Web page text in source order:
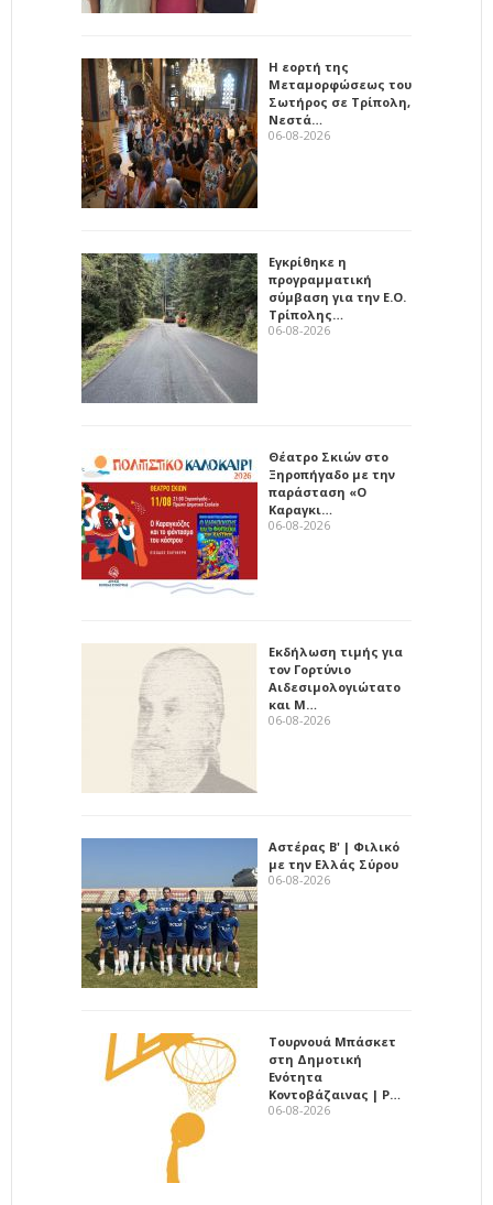
Η εορτή της
Μεταμορφώσεως του
Σωτήρος σε Τρίπολη,
Νεστά…
06-08-2026
Εγκρίθηκε η
προγραμματική
σύμβαση για την Ε.Ο.
Τρίπολης…
06-08-2026
Θέατρο Σκιών στο
Ξηροπήγαδο με την
παράσταση «Ο
Καραγκι…
06-08-2026
Εκδήλωση τιμής για
τον Γορτύνιο
Αιδεσιμολογιώτατο
και Μ…
06-08-2026
Αστέρας Β' | Φιλικό
με την Ελλάς Σύρου
06-08-2026
Τουρνουά Μπάσκετ
στη Δημοτική
Ενότητα
Κοντοβάζαινας | Ρ…
06-08-2026